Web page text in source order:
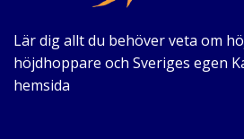
Lär dig allt du behöver veta om
höjdhoppare och Sveriges egen
hemsida